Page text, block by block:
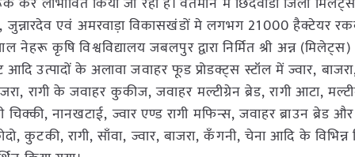
जुन्नारदेव एवं अमरवाड़ा विकासखंडों मे लगभग 21000 हैक्टेयर
कृषि विश्वविद्यालय जबलपुर द्वारा निर्मित श्री अन्न (मिलेट्स)
उत्पादों के अलावा जवाहर फूड प्रोडक्ट्स स्टॉल में ज्वार,
रागी के जवाहर कुकीज, जवाहर मल्टीग्रेन ब्रेड, रागी आटा,
नानखटाई, ज्वार एण्ड रागी मफिन्स, जवाहर ब्राउन ब्रेड
कुटकी, रागी, साँवा, ज्वार, बाजरा, कँगनी, चेना आदि के